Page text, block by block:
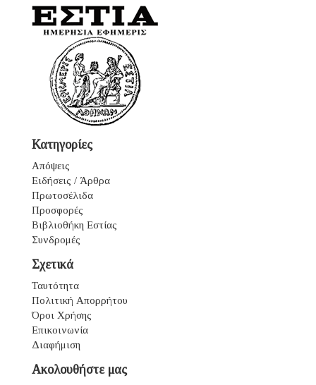
Κατηγορίες
Απόψεις
Ειδήσεις / Άρθρα
Πρωτοσέλιδα
Προσφορές
Βιβλιοθήκη Εστίας
Συνδρομές
Σχετικά
Ταυτότητα
Πολιτική Απορρήτου
Όροι Χρήσης
Επικοινωνία
Διαφήμιση
Ακολουθήστε μας